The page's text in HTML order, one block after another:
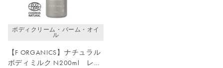
ボディクリーム・バーム・オイ
ル
【F ORGANICS】ナチュラル
ボディミルク N200ml レモ